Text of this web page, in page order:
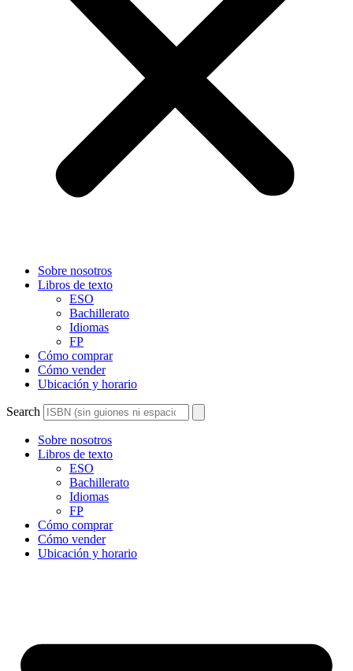
Sobre nosotros
Libros de texto
ESO
Bachillerato
Idiomas
FP
Cómo comprar
Cómo vender
Ubicación y horario
Search
Sobre nosotros
Libros de texto
ESO
Bachillerato
Idiomas
FP
Cómo comprar
Cómo vender
Ubicación y horario